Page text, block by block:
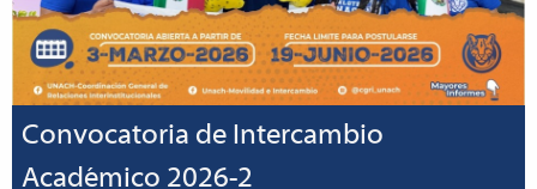
Convocatoria de Intercambio
Académico 2026-2